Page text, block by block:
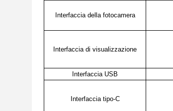
Interfaccia della fotocamera
Interfaccia di visualizzazione
Interfaccia USB
Interfaccia tipo-C